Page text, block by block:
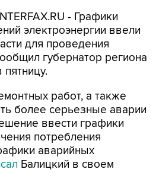
- Графики
электроэнергии ввели
для проведения
губернатор региона
работ, а также
более серьезные аварии
ввести графики
потребления
аварийных
Балицкий в своем